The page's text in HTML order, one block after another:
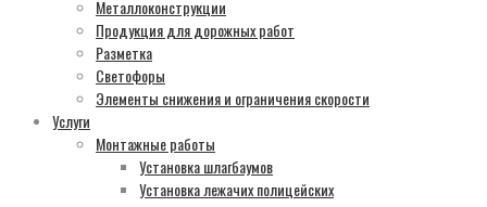
Металлоконструкции
Продукция для дорожных работ
Разметка
Светофоры
Элементы снижения и ограничения скорости
Услуги
Монтажные работы
Установка шлагбаумов
Установка лежачих полицейских